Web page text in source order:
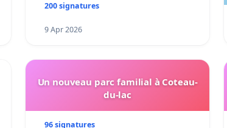
200 signatures
9 Apr 2026
Un nouveau parc familial à Coteau-
du-lac
96 signatures